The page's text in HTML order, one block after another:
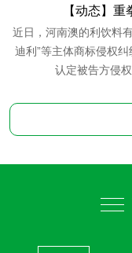
【动态】
近日，河南澳的利饮料
迪利”等主体商标侵权
认定被告方侵